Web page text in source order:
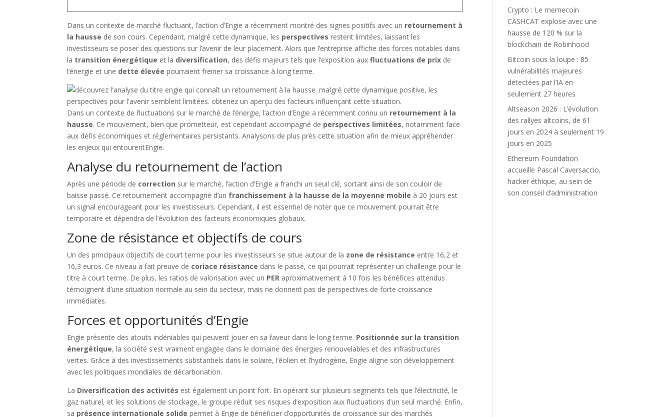
Dans un contexte de marché fluctuant, l’action d’Engie a récemment montré des signes positifs avec un retournement à
la hausse de son cours. Cependant, malgré cette dynamique, les perspectives restent limitées, laissant les
investisseurs se poser des questions sur l’avenir de leur placement. Alors que l’entreprise affiche des forces notables dans
la transition énergétique et la diversification, des défis majeurs tels que l’exposition auxfluctuations de prix de
l’énergie et une dette élevée pourraient freiner sa croissance à long terme.
Dans un contexte de fluctuations sur le marché de l’énergie, l’action d’Engie a récemment connu un retournement à la
hausse. Ce mouvement, bien que prometteur, est cependant accompagné de perspectives limitées, notamment face
aux défis économiques et réglementaires persistants. Analysons de plus près cette situation afin de mieux appréhender
les enjeux qui entourentEngie.
Analyse du retournement de l’action
Après une période de correction sur le marché, l’action d’Engie a franchi un seuil clé, sortant ainsi de son couloir de
baisse passé. Ce retournement accompagné d’un franchissement à la hausse de la moyenne mobile à 20 jours est
un signal encourageant pour les investisseurs. Cependant, il est essentiel de noter que ce mouvement pourrait être
temporaire et dépendra de l’évolution des facteurs économiques globaux.
Zone de résistance et objectifs de cours
Un des principaux objectifs de court terme pour les investisseurs se situe autour de la zone de résistance entre 16,2 et
16,3 euros. Ce niveau a fait preuve de coriace résistance dans le passé, ce qui pourrait représenter un challenge pour le
titre à court terme. De plus, les ratios de valorisation avec un PER aproximativement à 10 fois les bénéfices attendus
témoignent d’une situation normale au sein du secteur, mais ne donnent pas de perspectives de forte croissance
immédiates.
Forces et opportunités d’Engie
Engie présente des atouts indéniables qui peuvent jouer en sa faveur dans le long terme. Positionnée sur la transition
énergétique, la société s’est vraiment engagée dans le domaine des énergies renouvelables et des infrastructures
vertes. Grâce à des investissements substantiels dans le solaire, l’éolien et l’hydrogène, Engie aligne son développement
avec les politiques mondiales de décarbonation.
La Diversification des activités est également un point fort. En opérant sur plusieurs segments tels que l’électricité, le
gaz naturel, et les solutions de stockage, le groupe réduit ses risques d’exposition aux fluctuations d’un seul marché. Enfin,
sa présence internationale solide permet à Engie de bénéficier d’opportunités de croissance sur des marchés
Crypto : Le memecoin
CASHCAT explose avec une
hausse de 120 % sur la
blockchain de Robinhood
Bitcoin sous la loupe : 85
vulnérabilités majeures
détectées par l’IA en
seulement 27 heures
Altseason 2026 : L’évolution
des rallyes altcoins, de 61
jours en 2024 à seulement 19
jours en 2025
Ethereum Foundation
accueille Pascal Caversaccio,
hacker éthique, au sein de
son conseil d’administration